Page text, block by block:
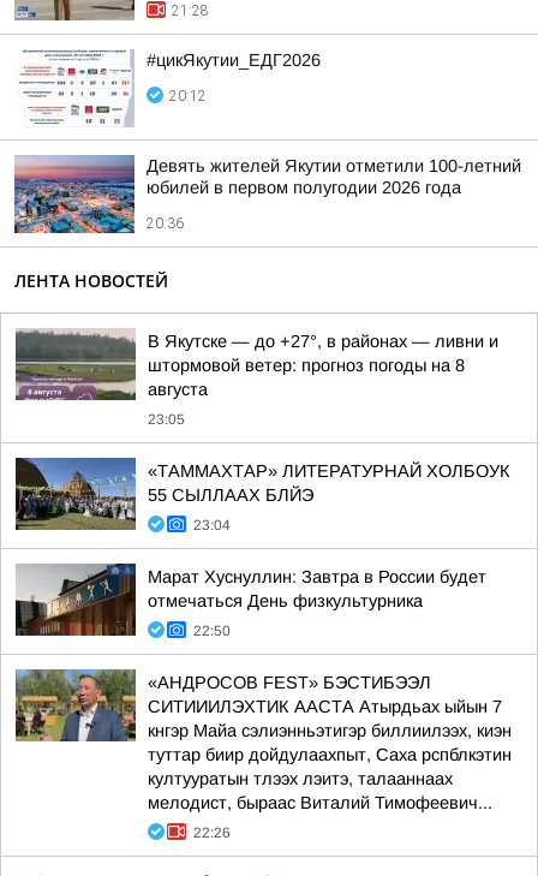
21:28
#цикЯкутии_ЕДГ2026
20:12
Девять жителей Якутии отметили 100-летний
юбилей в первом полугодии 2026 года
20:36
ЛЕНТА НОВОСТЕЙ
В Якутске — до +27°, в районах — ливни и
штормовой ветер: прогноз погоды на 8
августа
23:05
«ТАММАХТАР» ЛИТЕРАТУРНАЙ ХОЛБОУК
55 СЫЛЛААХ БЛЙЭ
23:04
Марат Хуснуллин: Завтра в России будет
отмечаться День физкультурника
22:50
«АНДРОСОВ FEST» БЭСТИБЭЭЛ
СИТИИИЛЭХТИК ААСТА Атырдьах ыйын 7
кнгэр Майа сэлиэнньэтигэр биллиилээх, киэн
туттар биир дойдулаахпыт, Саха рспблкэтин
култууратын тлээх лэитэ, талааннаах
мелодист, быраас Виталий Тимофеевич...
22:26